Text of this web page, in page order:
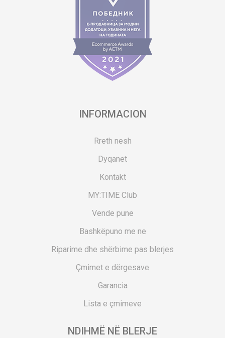
INFORMACION
Rreth nesh
Dyqanet
Kontakt
MY:TIME Club
Vende pune
Bashkëpuno me ne
Riparime dhe shërbime pas blerjes
Çmimet e dërgesave
Garancia
Lista e çmimeve
NDIHMË NË BLERJE